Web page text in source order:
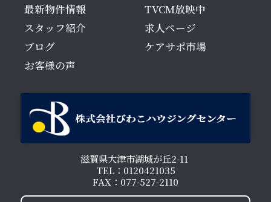
最新物件情報
スタッフ紹介
ブログ
お客様の声
TVCM放映中
求人ページ
ケアサポ市場
滋賀県大津市湖城が丘2-11
TEL：0120421035
FAX：077-527-2110